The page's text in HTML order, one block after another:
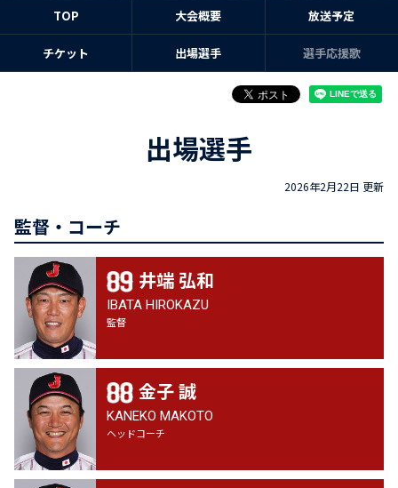
TOP 大会概要 放送予定
チケット 出場選手 選手応援歌
出場選手
2026年2月22日 更新
監督・コーチ
井端 弘和
IBATA HIROKAZU
監督
金子 誠
KANEKO MAKOTO
ヘッドコーチ